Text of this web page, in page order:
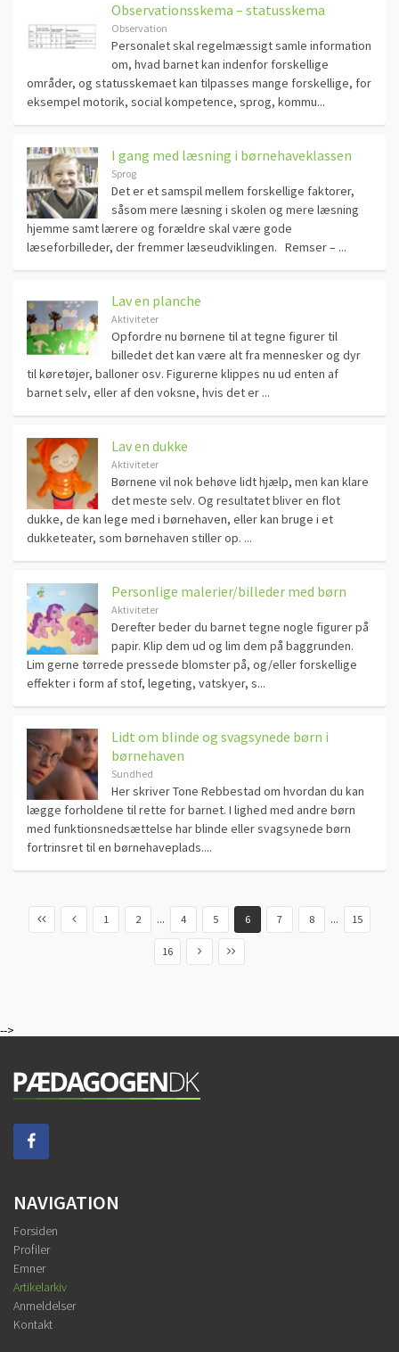
Observationsskema – statusskema
Observation
Personalet skal regelmæssigt samle information
om, hvad barnet kan indenfor forskellige
områder, og statusskemaet kan tilpasses mange forskellige, for
eksempel motorik, social kompetence, sprog, kommu...
I gang med læsning i børnehaveklassen
Sprog
Det er et samspil mellem forskellige faktorer,
såsom mere læsning i skolen og mere læsning
hjemme samt lærere og forældre skal være gode
læseforbilleder, der fremmer læseudviklingen. Remser – ...
Lav en planche
Aktiviteter
Opfordre nu børnene til at tegne figurer til
billedet det kan være alt fra mennesker og dyr
til køretøjer, balloner osv. Figurerne klippes nu ud enten af
barnet selv, eller af den voksne, hvis det er ...
Lav en dukke
Aktiviteter
Børnene vil nok behøve lidt hjælp, men kan klare
det meste selv. Og resultatet bliver en flot
dukke, de kan lege med i børnehaven, eller kan bruge i et
dukketeater, som børnehaven stiller op. ...
Personlige malerier/billeder med børn
Aktiviteter
Derefter beder du barnet tegne nogle figurer på
papir. Klip dem ud og lim dem på baggrunden.
Lim gerne tørrede pressede blomster på, og/eller forskellige
effekter i form af stof, legeting, vatskyer, s...
Lidt om blinde og svagsynede børn i
børnehaven
Sundhed
Her skriver Tone Rebbestad om hvordan du kan
lægge forholdene til rette for barnet. I lighed med andre børn
med funktionsnedsættelse har blinde eller svagsynede børn
fortrinsret til en børnehaveplads....
1 2 ... 4 5 6 7 8 ... 15
16
-->
NAVIGATION
Forsiden
Profiler
Emner
Artikelarkiv
Anmeldelser
Kontakt